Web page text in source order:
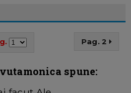
Pag. 2
spune: